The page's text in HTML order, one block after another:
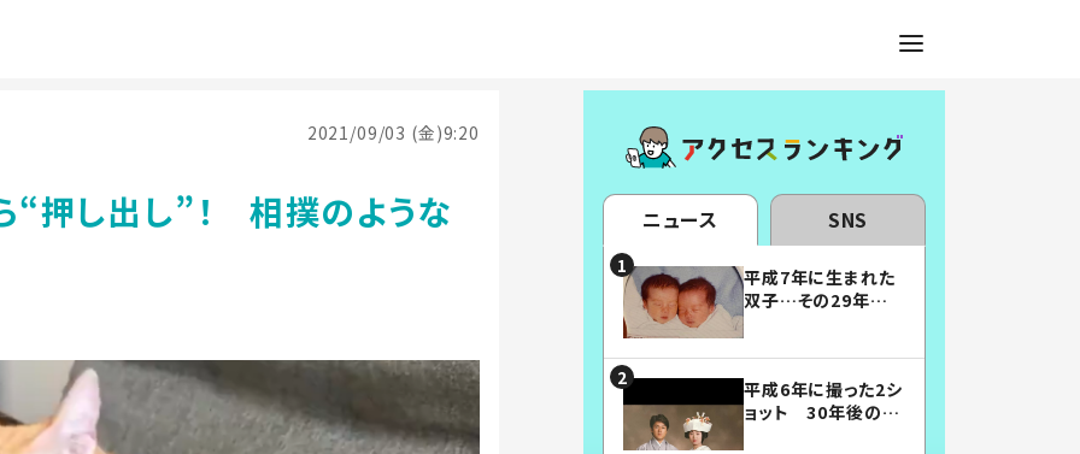
2021/09/03 (金)9:20
“押し出し”！ 相撲のような ニュース SNS
平成7年に生まれた
双子…その29年後
平成6年に撮った2シ
ョット 30年後の姿